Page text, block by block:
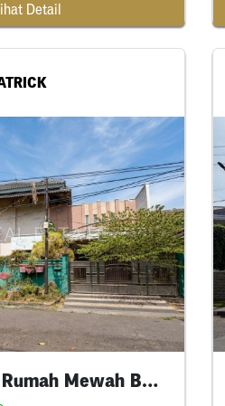
Detail
Hitung Tanah Rumah Mewah Baruk Hook